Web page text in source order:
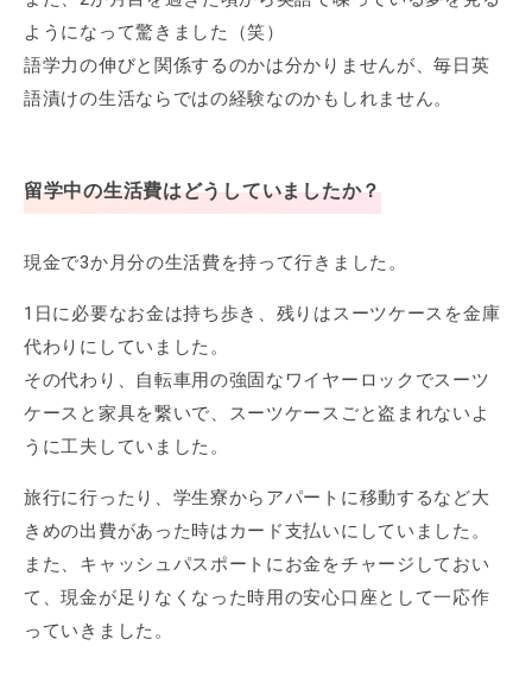
ようになって驚きました（笑）
語学力の伸びと関係するのかは分かりませんが、毎日英
語漬けの生活ならではの経験なのかもしれません。
留学中の生活費はどうしていましたか？
現金で3か月分の生活費を持って行きました。
1日に必要なお金は持ち歩き、残りはスーツケースを金庫
代わりにしていました。
その代わり、自転車用の強固なワイヤーロックでスーツ
ケースと家具を繋いで、スーツケースごと盗まれないよ
うに工夫していました。
旅行に行ったり、学生寮からアパートに移動するなど大
きめの出費があった時はカード支払いにしていました。
また、キャッシュパスポートにお金をチャージしておい
て、現金が足りなくなった時用の安心口座として一応作
っていきました。